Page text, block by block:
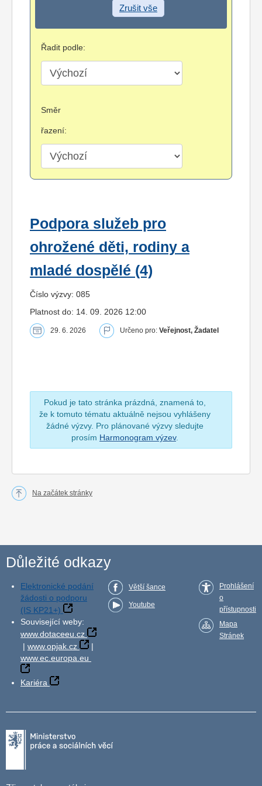
Zrušit vše
Řadit podle:
Směr
řazení:
Podpora služeb pro
ohrožené děti, rodiny a
mladé dospělé (4)
Číslo výzvy: 085
Platnost do: 14. 09. 2026 12:00
29. 6. 2026 Určeno pro: Veřejnost, Žadatel
Pokud je tato stránka prázdná, znamená to,
že k tomuto tématu aktuálně nejsou vyhlášeny
žádné výzvy. Pro plánované výzvy sledujte
prosím Harmonogram výzev.
Na začátek stránky
Důležité odkazy
Elektronické podání
žádosti o podporu
(IS KP21+)
Související weby:
www.dotaceeu.cz
| www.opjak.cz
|
www.ec.europa.eu
Kariéra
Větší šance
Youtube
Prohlášení
o
přístupnosti
Mapa
Stránek